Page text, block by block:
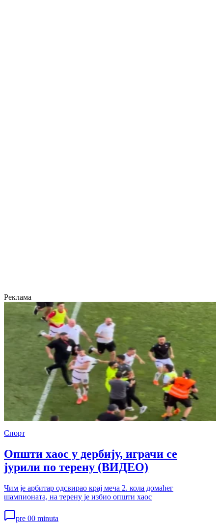
Реклама
Спорт
Општи хаос у дербију, играчи се
јурили по терену (ВИДЕО)
Чим је арбитар одсвирао крај меча 2. кола домаћег
шампионата, на терену је избио општи хаос
pre 00 minuta